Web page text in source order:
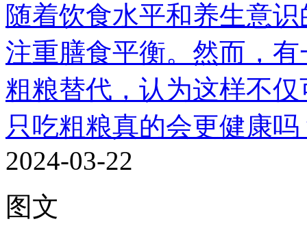
随着饮食水平和养生意
注重膳食平衡。然而，
粗粮替代，认为这样不仅
只吃粗粮真的会更健康
2024-03-22
图文